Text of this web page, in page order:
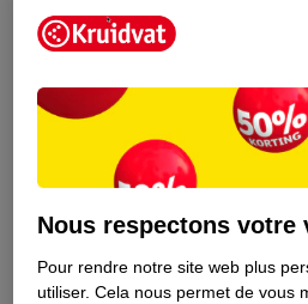
Syoss Mousse Coiffante
Max Hold 5
6.
69
13
Nous respectons votre
Pour rendre notre site web plus
utiliser. Cela nous permet de vous